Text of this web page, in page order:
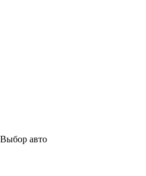
Выбор авто